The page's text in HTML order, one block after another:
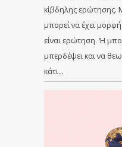
κίβδηλης ερώτησης.
μπορεί να έχει
είναι ερώτηση. ‘Η
μπερδέψει και να
κάτι…